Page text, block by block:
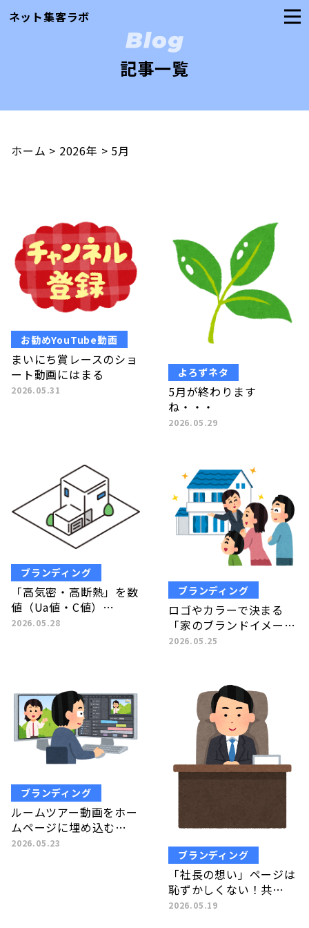
ネット集客ラボ
記事一覧
ホーム > 2026年 > 5月
お勧めYouTube動画
まいにち賞レースのショ
ート動画にはまる
2026.05.31
よろずネタ
5月が終わります
ね・・・
2026.05.29
ブランディング
「高気密・高断熱」を数
値（Ua値・C値）…
2026.05.28
ブランディング
ロゴやカラーで決まる
「家のブランドイメー…
2026.05.25
ブランディング
ルームツアー動画をホー
ムページに埋め込む…
2026.05.23
ブランディング
「社長の想い」ページは
恥ずかしくない！共…
2026.05.19